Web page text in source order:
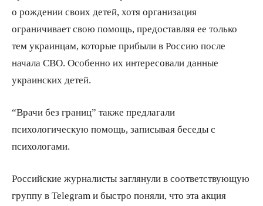
о рождении своих детей, хотя организация
ограничивает свою помощь, предоставляя ее только
тем украинцам, которые прибыли в Россию после
начала СВО. Особенно их интересовали данные
украинских детей.
“Врачи без границ” также предлагали
психологическую помощь, записывая беседы с
психологами.
Российские журналисты заглянули в соответствующую
группу в Telegram и быстро поняли, что эта акция